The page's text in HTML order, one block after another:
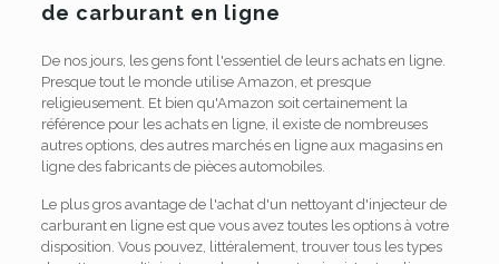
de carburant en ligne
De nos jours, les gens font l'essentiel de leurs achats en ligne.
Presque tout le monde utilise Amazon, et presque
religieusement. Et bien qu'Amazon soit certainement la
référence pour les achats en ligne, il existe de nombreuses
autres options, des autres marchés en ligne aux magasins en
ligne des fabricants de pièces automobiles.
Le plus gros avantage de l'achat d'un nettoyant d'injecteur de
carburant en ligne est que vous avez toutes les options à votre
disposition. Vous pouvez, littéralement, trouver tous les types